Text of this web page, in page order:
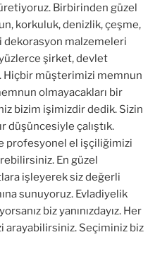
Birbirinden güzel
korkuluk, denizlik, çeşme,
dekorasyon malzemeleri
şirket, devlet
Hiçbir müşterimizi memnun
olmayacakları bir
bizim işimizdir dedik. Sizin
düşüncesiyle çalıştık.
profesyonel el işçiliğimizi
En güzel
işleyerek siz değerli
sunuyoruz. Evladiyelik
biz yanınızdayız. Her
arayabilirsiniz. Seçiminiz biz